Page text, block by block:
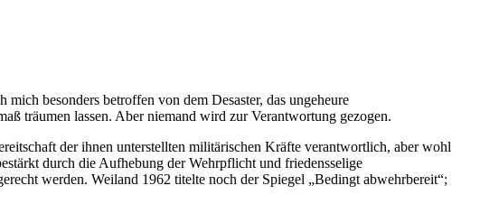
besonders betroffen von dem Desaster, das ungeheure
träumen lassen. Aber niemand wird zur Verantwortung gezogen.
der ihnen unterstellten militärischen Kräfte verantwortlich, aber wohl
durch die Aufhebung der Wehrpflicht und friedensselige
werden. Weiland 1962 titelte noch der Spiegel „Bedingt abwehrbereit“;